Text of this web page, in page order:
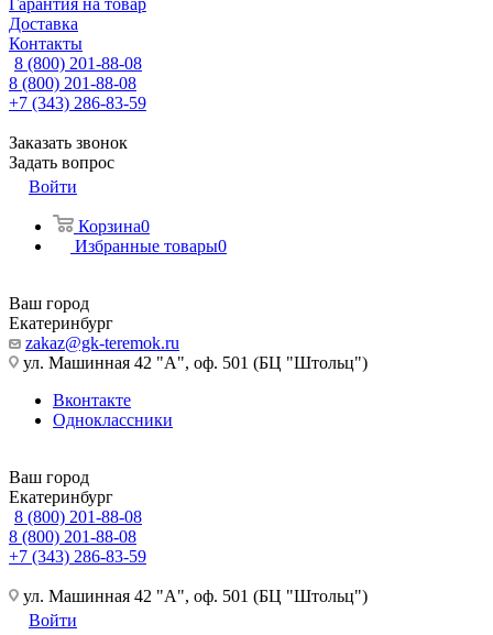
Гарантия на товар
Доставка
Контакты
8 (800) 201-88-08
8 (800) 201-88-08
+7 (343) 286-83-59
Заказать звонок
Задать вопрос
Войти
Корзина0
Избранные товары0
Ваш город
Екатеринбург
zakaz@gk-teremok.ru
ул. Машинная 42 "А", оф. 501 (БЦ "Штольц")
Вконтакте
Одноклассники
Ваш город
Екатеринбург
8 (800) 201-88-08
8 (800) 201-88-08
+7 (343) 286-83-59
ул. Машинная 42 "А", оф. 501 (БЦ "Штольц")
Войти